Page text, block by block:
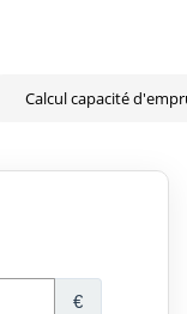
Calcul capacité